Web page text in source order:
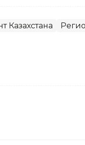
Казахстана